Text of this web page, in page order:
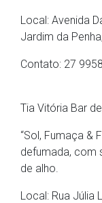
Local: Avenida
Jardim da
Contato: 27
Tia Vitória Bar
“Sol, Fumaça &
defumada, com
de alho.
Local: Rua Júlia